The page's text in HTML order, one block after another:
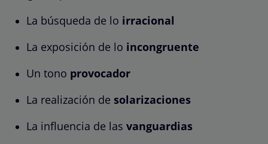
La búsqueda de lo irracional
La exposición de lo incongruente
Un tono provocador
La realización de solarizaciones
La influencia de las vanguardias